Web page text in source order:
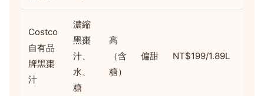
Costco
自有品
牌黑棗
汁
濃縮
黑棗
汁、
水、
糖
高
（含
糖）
偏甜 NT$199/1.89L